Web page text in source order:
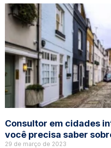
Consultor em cidades
você precisa saber
29 de março de 2023